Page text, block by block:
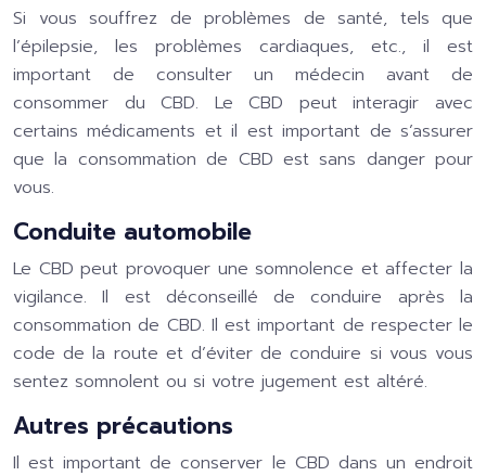
Si vous souffrez de problèmes de santé, tels que
l’épilepsie, les problèmes cardiaques, etc., il est
important de consulter un médecin avant de
consommer du CBD. Le CBD peut interagir avec
certains médicaments et il est important de s’assurer
que la consommation de CBD est sans danger pour
vous.
Conduite automobile
Le CBD peut provoquer une somnolence et affecter la
vigilance. Il est déconseillé de conduire après la
consommation de CBD. Il est important de respecter le
code de la route et d’éviter de conduire si vous vous
sentez somnolent ou si votre jugement est altéré.
Autres précautions
Il est important de conserver le CBD dans un endroit